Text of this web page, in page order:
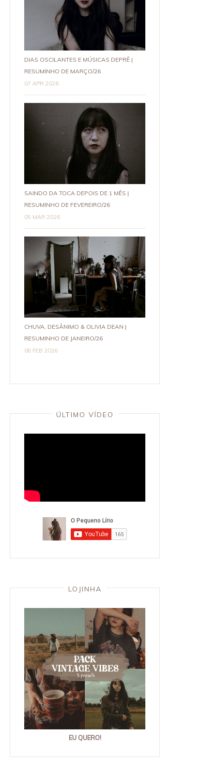
DIAS OSCILANTES E MÚSICAS DEPRÊ |
RESUMINHO DE MARÇO/26
07 APR 2026
SAINDO DA TOCA DEPOIS DE 1 MÊS |
RESUMINHO DE FEVEREIRO/26
05 MAR 2026
CHUVA, DESÂNIMO & OLIVIA DEAN |
RESUMINHO DE JANEIRO/26
08 FEB 2026
ÚLTIMO VÍDEO
LOJINHA
EU QUERO!